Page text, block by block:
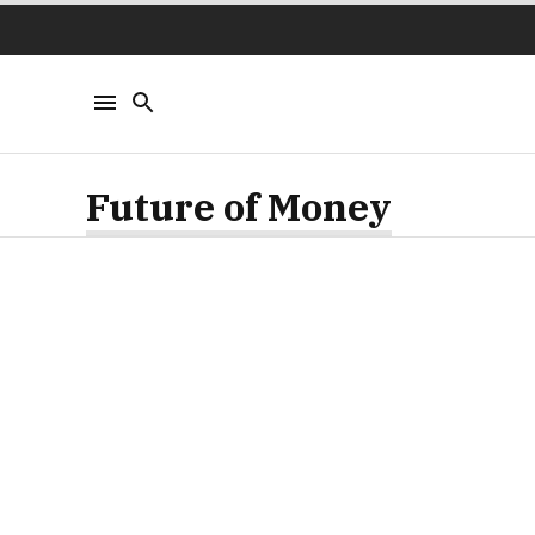
Future of Money